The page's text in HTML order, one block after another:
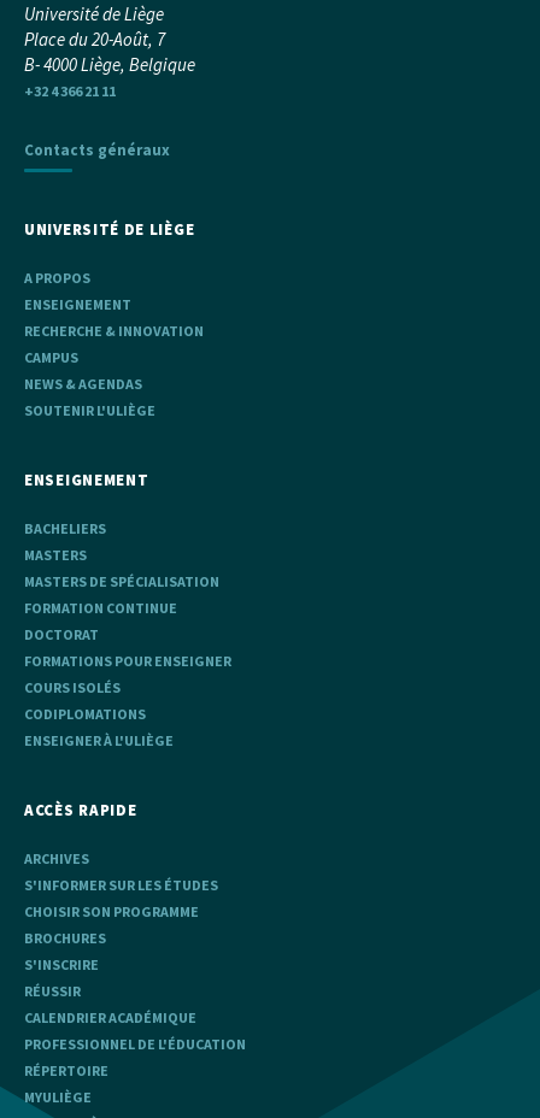
Université de Liège
Place du 20-Août, 7
B- 4000 Liège, Belgique
+32 4 366 21 11
Contacts généraux
UNIVERSITÉ DE LIÈGE
A PROPOS
ENSEIGNEMENT
RECHERCHE & INNOVATION
CAMPUS
NEWS & AGENDAS
SOUTENIR L'ULIÈGE
ENSEIGNEMENT
BACHELIERS
MASTERS
MASTERS DE SPÉCIALISATION
FORMATION CONTINUE
DOCTORAT
FORMATIONS POUR ENSEIGNER
COURS ISOLÉS
CODIPLOMATIONS
ENSEIGNER À L'ULIÈGE
ACCÈS RAPIDE
ARCHIVES
S'INFORMER SUR LES ÉTUDES
CHOISIR SON PROGRAMME
BROCHURES
S'INSCRIRE
RÉUSSIR
CALENDRIER ACADÉMIQUE
PROFESSIONNEL DE L'ÉDUCATION
RÉPERTOIRE
MYULIÈGE